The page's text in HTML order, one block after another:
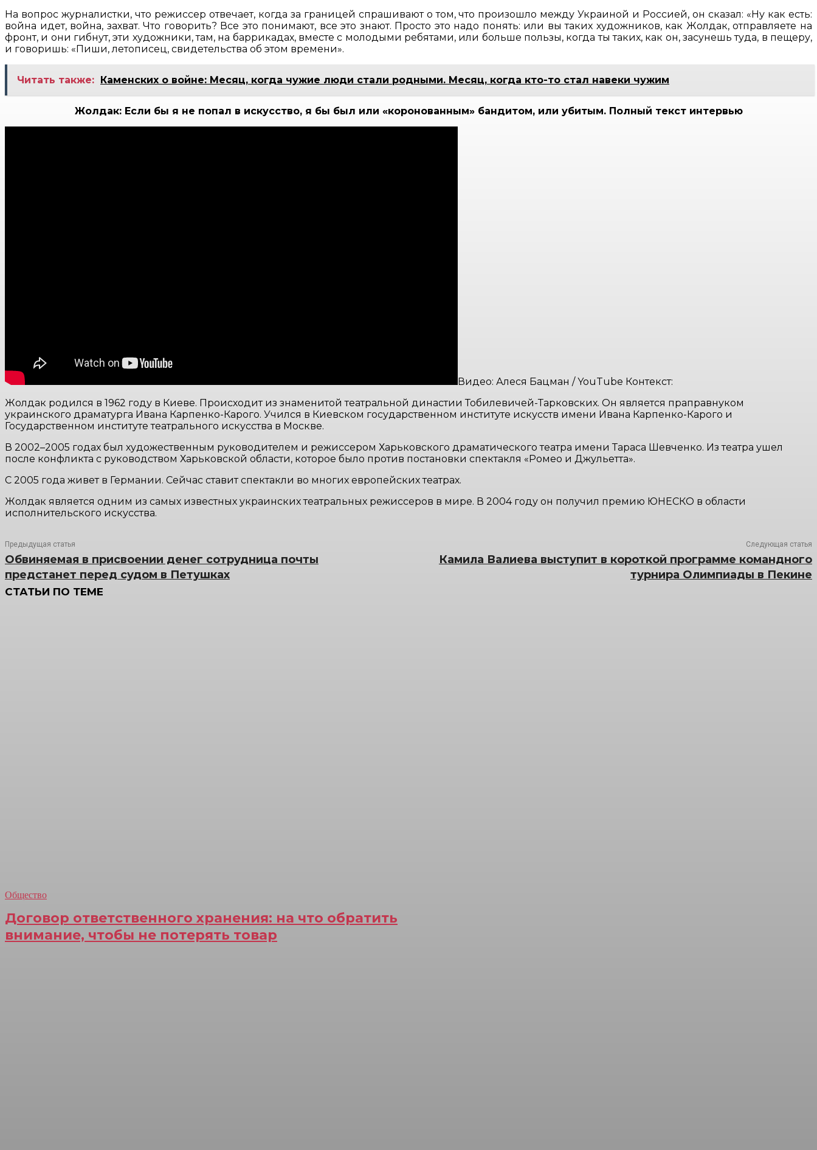
На вопрос журналистки, что режиссер отвечает, когда за границей спрашивают о том, что произошло между Украиной и Россией, он сказал: «Ну как есть:
война идет, война, захват. Что говорить? Все это понимают, все это знают. Просто это надо понять: или вы таких художников, как Жолдак, отправляете на
фронт, и они гибнут, эти художники, там, на баррикадах, вместе с молодыми ребятами, или больше пользы, когда ты таких, как он, засунешь туда, в пещеру,
и говоришь: «Пиши, летописец, свидетельства об этом времени».
Читать также: Каменских о войне: Месяц, когда чужие люди стали родными. Месяц, когда кто-то стал навеки чужим
Жолдак: Если бы я не попал в искусство, я бы был или «коронованным» бандитом, или убитым. Полный текст интервью
Видео: Алеся Бацман / YouTube Контекст:
Жолдак родился в 1962 году в Киеве. Происходит из знаменитой театральной династии Тобилевичей-Тарковских. Он является праправнуком
украинского драматурга Ивана Карпенко-Карого. Учился в Киевском государственном институте искусств имени Ивана Карпенко-Карого и
Государственном институте театрального искусства в Москве.
В 2002–2005 годах был художественным руководителем и режиссером Харьковского драматического театра имени Тараса Шевченко. Из театра ушел
после конфликта с руководством Харьковской области, которое было против постановки спектакля «Ромео и Джульетта».
С 2005 года живет в Германии. Сейчас ставит спектакли во многих европейских театрах.
Жолдак является одним из самых известных украинских театральных режиссеров в мире. В 2004 году он получил премию ЮНЕСКО в области
исполнительского искусства.
Предыдущая статья
Обвиняемая в присвоении денег сотрудница почты
предстанет перед судом в Петушках
Следующая статья
Камила Валиева выступит в короткой программе командного
турнира Олимпиады в Пекине
СТАТЬИ ПО ТЕМЕ
Общество
Договор ответственного хранения: на что обратить
внимание, чтобы не потерять товар